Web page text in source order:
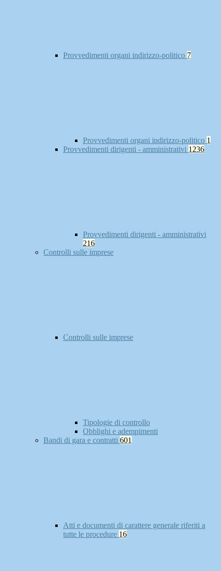
Provvedimenti organi indirizzo-politico 7
Provvedimenti organi indirizzo-politico 1
Provvedimenti dirigenti - amministrativi 1236
Provvedimenti dirigenti - amministrativi
216
Controlli sulle imprese
Controlli sulle imprese
Tipologie di controllo
Obblighi e adempimenti
Bandi di gara e contratti 601
Atti e documenti di carattere generale riferiti a
tutte le procedure 16